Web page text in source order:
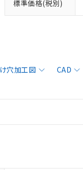
標準価格(税別)
穴加工図 CAD